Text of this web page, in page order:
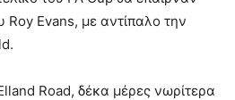
Roy Evans, με αντίπαλο την
Road, δέκα μέρες νωρίτερα